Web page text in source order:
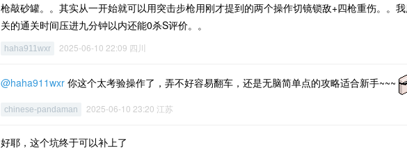
枪敲砂罐。。其实从一开始就可以用突击步枪用刚才提到的两个操作切镜锁敌+四枪重伤。。
关的通关时间压进九分钟以内还能0杀S评价。。
haha911wxr 2025-06-10 22:09 四川
@haha911wxr 你这个太考验操作了，弄不好容易翻车，还是无脑简单点的攻略适合新手~~~
chinese-pandaman 2025-06-10 23:20 江苏
好耶，这个坑终于可以补上了